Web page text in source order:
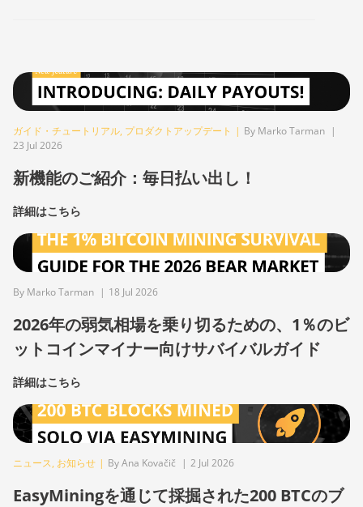
ガイド・チュートリアル, プロダクトアップデート | By Marko Tarman |
23 Jul 2026
新機能のご紹介：毎日払い出し！
詳細はこちら
By Marko Tarman | 18 Jul 2026
2026年の弱気相場を乗り切るための、1％のビ
ットコインマイナー向けサバイバルガイド
詳細はこちら
ニュース, お知らせ | By Ana Kovačič | 2 Jul 2026
EasyMiningを通じて採掘された200 BTCのブ